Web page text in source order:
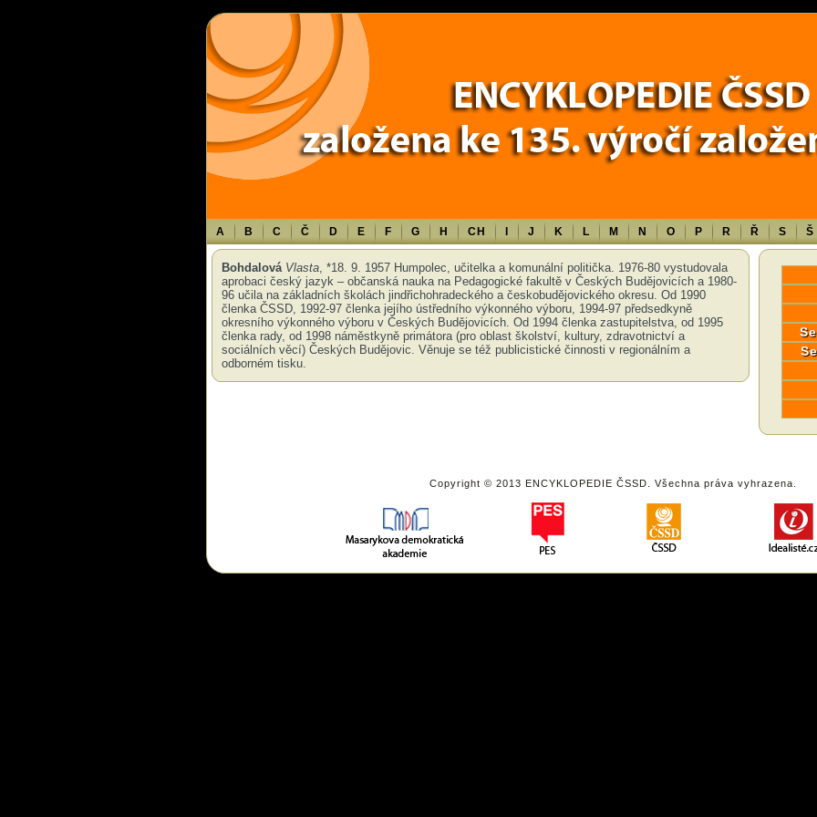
: Use of undefined constant TXT - assumed 'TXT' (this will throw an Error in a future version of PHP) in /data/www/17010/historiecssd_cz/
A B C Č D E F G H CH J K L M N O P R Ř S Š
Bohdalová Vlasta, *18. 9. 1957 Humpolec, učitelka a komunální politička. 1976-80 vystudovala
aprobaci český jazyk – občanská nauka na Pedagogické fakultě v Českých Budějovicích a 1980-
96 učila na základních školách jindřichohradeckého a českobudějovického okresu. Od 1990
členka ČSSD, 1992-97 členka jejího ústředního výkonného výboru, 1994-97 předsedkyně
okresního výkonného výboru v Českých Budějovicích. Od 1994 členka zastupitelstva, od 1995
členka rady, od 1998 náměstkyně primátora (pro oblast školství, kultury, zdravotnictví a
sociálních věcí) Českých Budějovic. Věnuje se též publicistické činnosti v regionálním a
odborném tisku.
Copyright © 2013 ENCYKLOPEDIE ČSSD. Všechna práva vyhrazena.